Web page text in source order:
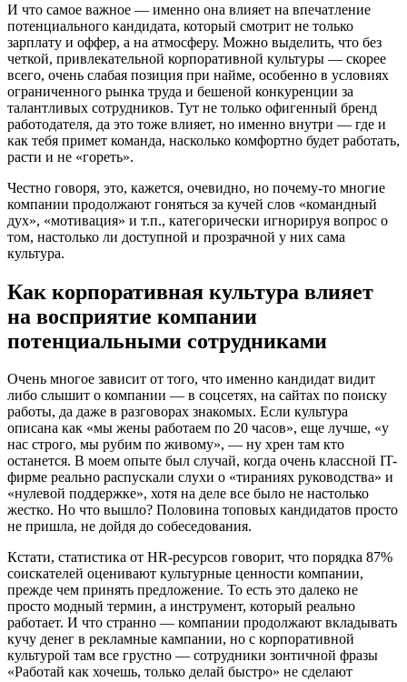
И что самое важное — именно она влияет на впечатление
потенциального кандидата, который смотрит не только
зарплату и оффер, а на атмосферу. Можно выделить, что без
четкой, привлекательной корпоративной культуры — скорее
всего, очень слабая позиция при найме, особенно в условиях
ограниченного рынка труда и бешеной конкуренции за
талантливых сотрудников. Тут не только офигенный бренд
работодателя, да это тоже влияет, но именно внутри — где и
как тебя примет команда, насколько комфортно будет работать,
расти и не «гореть».
Честно говоря, это, кажется, очевидно, но почему-то многие
компании продолжают гоняться за кучей слов «командный
дух», «мотивация» и т.п., категорически игнорируя вопрос о
том, настолько ли доступной и прозрачной у них сама
культура.
Как корпоративная культура влияет
на восприятие компании
потенциальными сотрудниками
Очень многое зависит от того, что именно кандидат видит
либо слышит о компании — в соцсетях, на сайтах по поиску
работы, да даже в разговорах знакомых. Если культура
описана как «мы жены работаем по 20 часов», еще лучше, «у
нас строго, мы рубим по живому», — ну хрен там кто
останется. В моем опыте был случай, когда очень классной IT-
фирме реально распускали слухи о «тираниях руководства» и
«нулевой поддержке», хотя на деле все было не настолько
жестко. Но что вышло? Половина топовых кандидатов просто
не пришла, не дойдя до собеседования.
Кстати, статистика от HR-ресурсов говорит, что порядка 87%
соискателей оценивают культурные ценности компании,
прежде чем принять предложение. То есть это далеко не
просто модный термин, а инструмент, который реально
работает. И что странно — компании продолжают вкладывать
кучу денег в рекламные кампании, но с корпоративной
культурой там все грустно — сотрудники зонтичной фразы
«Работай как хочешь, только делай быстро» не сделают